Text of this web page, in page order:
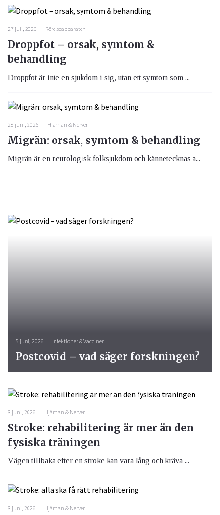
27 juli, 2026 Rörelseapparaten
Droppfot – orsak, symtom &
behandling
Droppfot är inte en sjukdom i sig, utan ett symtom som ...
28 juni, 2026 Hjärnan & Nerver
Migrän: orsak, symtom & behandling
Migrän är en neurologisk folksjukdom och kännetecknas a...
8 juni, 2026 Hjärnan & Nerver
Stroke: rehabilitering är mer än den
fysiska träningen
Vägen tillbaka efter en stroke kan vara lång och kräva ...
8 juni, 2026 Hjärnan & Nerver
5 juni, 2026 Infektioner & Vacciner
Postcovid – vad säger forskningen?